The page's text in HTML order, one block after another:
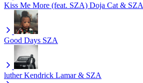
Kiss Me More (feat. SZA) Doja Cat & SZA
Good Days SZA
luther Kendrick Lamar & SZA